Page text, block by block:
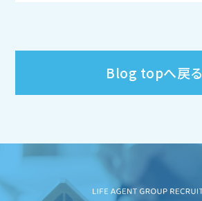
Blog topへ戻る